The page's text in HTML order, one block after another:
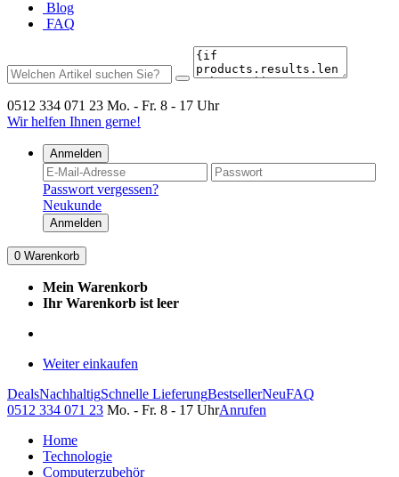
Blog
FAQ
0512 334 071 23 Mo. - Fr. 8 - 17 Uhr
Wir helfen Ihnen gerne!
Anmelden
Passwort vergessen?
Neukunde
Anmelden
0 Warenkorb
Mein Warenkorb
Ihr Warenkorb ist leer
Weiter einkaufen
DealsNachhaltigSchnelle LieferungBestsellerNeuFAQ
0512 334 071 23 Mo. - Fr. 8 - 17 UhrAnrufen
Home
Technologie
Computerzubehör